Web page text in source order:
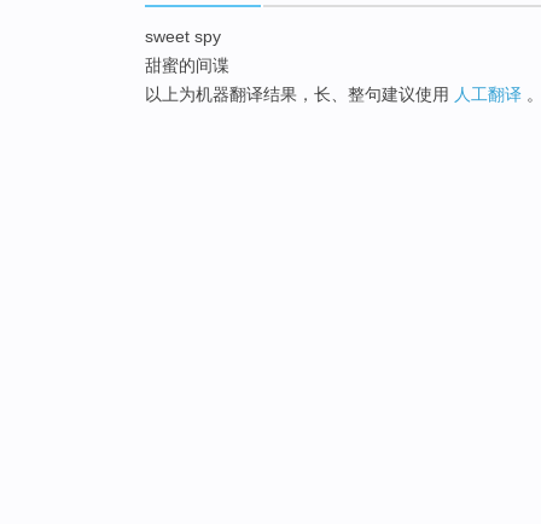
sweet spy
甜蜜的间谍
以上为机器翻译结果，长、整句建议使用 人工翻译